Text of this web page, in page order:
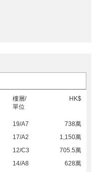
樓層/
單位
HK$
19/A7
738萬
17/A2
1,150萬
12/C3
705.5萬
14/A8 628萬